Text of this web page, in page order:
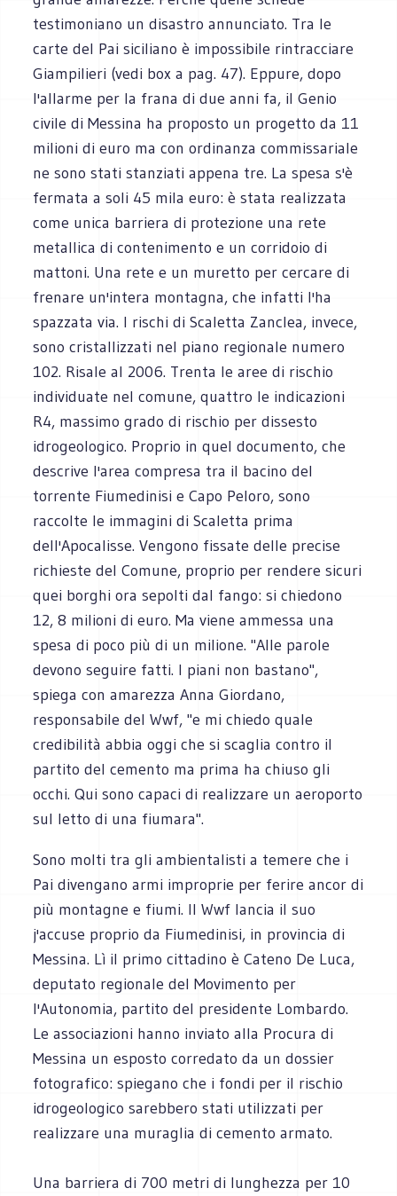
testimoniano un disastro annunciato. Tra le
carte del Pai siciliano è impossibile rintracciare
Giampilieri (vedi box a pag. 47). Eppure, dopo
l'allarme per la frana di due anni fa, il Genio
civile di Messina ha proposto un progetto da 11
milioni di euro ma con ordinanza commissariale
ne sono stati stanziati appena tre. La spesa s'è
fermata a soli 45 mila euro: è stata realizzata
come unica barriera di protezione una rete
metallica di contenimento e un corridoio di
mattoni. Una rete e un muretto per cercare di
frenare un'intera montagna, che infatti l'ha
spazzata via. I rischi di Scaletta Zanclea, invece,
sono cristallizzati nel piano regionale numero
102. Risale al 2006. Trenta le aree di rischio
individuate nel comune, quattro le indicazioni
R4, massimo grado di rischio per dissesto
idrogeologico. Proprio in quel documento, che
descrive l'area compresa tra il bacino del
torrente Fiumedinisi e Capo Peloro, sono
raccolte le immagini di Scaletta prima
dell'Apocalisse. Vengono fissate delle precise
richieste del Comune, proprio per rendere sicuri
quei borghi ora sepolti dal fango: si chiedono
12, 8 milioni di euro. Ma viene ammessa una
spesa di poco più di un milione. "Alle parole
devono seguire fatti. I piani non bastano",
spiega con amarezza Anna Giordano,
responsabile del Wwf, "e mi chiedo quale
credibilità abbia oggi che si scaglia contro il
partito del cemento ma prima ha chiuso gli
occhi. Qui sono capaci di realizzare un aeroporto
sul letto di una fiumara".
Sono molti tra gli ambientalisti a temere che i
Pai divengano armi improprie per ferire ancor di
più montagne e fiumi. Il Wwf lancia il suo
j'accuse proprio da Fiumedinisi, in provincia di
Messina. Lì il primo cittadino è Cateno De Luca,
deputato regionale del Movimento per
l'Autonomia, partito del presidente Lombardo.
Le associazioni hanno inviato alla Procura di
Messina un esposto corredato da un dossier
fotografico: spiegano che i fondi per il rischio
idrogeologico sarebbero stati utilizzati per
realizzare una muraglia di cemento armato.
Una barriera di 700 metri di lunghezza per 10